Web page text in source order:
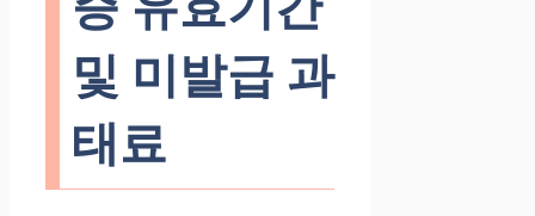
및 미발급 과
태료